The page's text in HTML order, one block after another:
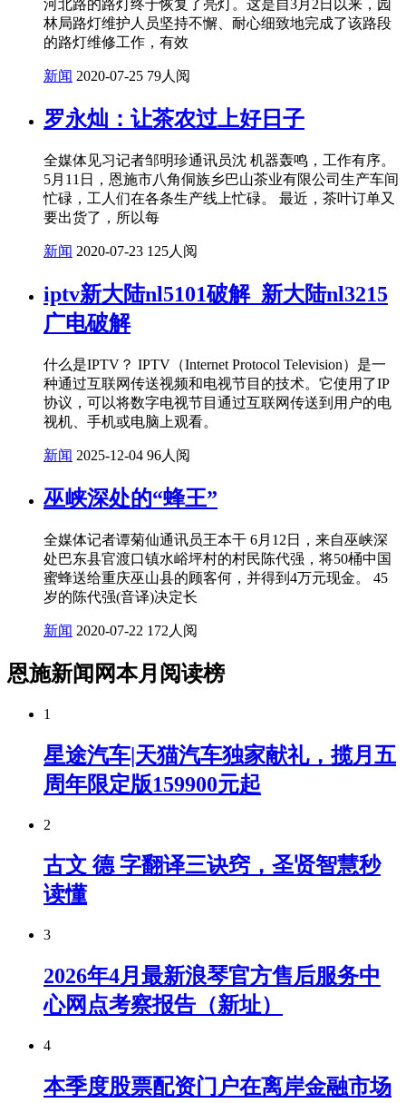
河北路的路灯终于恢复了亮灯。这是自3月2日以来，园
林局路灯维护人员坚持不懈、耐心细致地完成了该路段
的路灯维修工作，有效
新闻 2020-07-25 79人阅
罗永灿：让茶农过上好日子
全媒体见习记者邹明珍通讯员沈 机器轰鸣，工作有序。
5月11日，恩施市八角侗族乡巴山茶业有限公司生产车间
忙碌，工人们在各条生产线上忙碌。 最近，茶叶订单又
要出货了，所以每
新闻 2020-07-23 125人阅
iptv新大陆nl5101破解_新大陆nl3215
广电破解
什么是IPTV？ IPTV（Internet Protocol Television）是一
种通过互联网传送视频和电视节目的技术。它使用了IP
协议，可以将数字电视节目通过互联网传送到用户的电
视机、手机或电脑上观看。
新闻 2025-12-04 96人阅
巫峡深处的“蜂王”
全媒体记者谭菊仙通讯员王本干 6月12日，来自巫峡深
处巴东县官渡口镇水峪坪村的村民陈代强，将50桶中国
蜜蜂送给重庆巫山县的顾客何，并得到4万元现金。 45
岁的陈代强(音译)决定长
新闻 2020-07-22 172人阅
恩施新闻网本月阅读榜
1
星途汽车|天猫汽车独家献礼，揽月五
周年限定版159900元起
2
古文 德 字翻译三诀窍，圣贤智慧秒
读懂
3
2026年4月最新浪琴官方售后服务中
心网点考察报告（新址）
4
本季度股票配资门户在离岸金融市场